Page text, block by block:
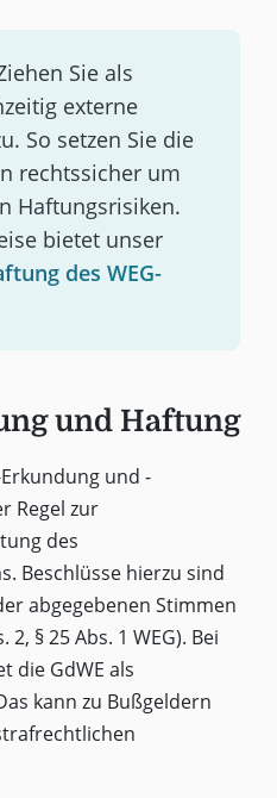
Sie als
externe
So setzen Sie die
rechtssicher um
Haftungsrisiken.
bietet unser
des WEG-
und Haftung
und -
Regel zur
des
Beschlüsse hierzu sind
abgegebenen Stimmen
§ 25 Abs. 1 WEG). Bei
die GdWE als
kann zu Bußgeldern